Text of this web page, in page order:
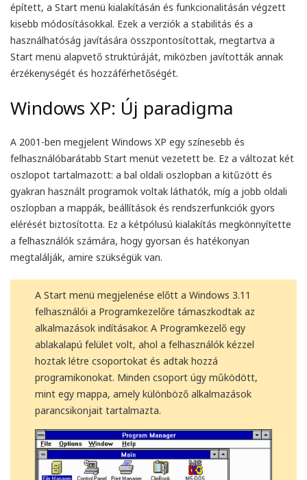
épített, a Start menü kialakításán és funkcionalitásán végzett
kisebb módosításokkal. Ezek a verziók a stabilitás és a
használhatóság javítására összpontosítottak, megtartva a
Start menü alapvető struktúráját, miközben javították annak
érzékenységét és hozzáférhetőségét.
Windows XP: Új paradigma
A 2001-ben megjelent Windows XP egy színesebb és
felhasználóbarátabb Start menüt vezetett be. Ez a változat két
oszlopot tartalmazott: a bal oldali oszlopban a kitűzött és
gyakran használt programok voltak láthatók, míg a jobb oldali
oszlopban a mappák, beállítások és rendszerfunkciók gyors
elérését biztosította. Ez a kétpólusú kialakítás megkönnyítette
a felhasználók számára, hogy gyorsan és hatékonyan
megtalálják, amire szükségük van.
A Start menü megjelenése előtt a Windows 3.11
felhasználói a Programkezelőre támaszkodtak az
alkalmazások indításakor. A Programkezelő egy
ablakalapú felület volt, ahol a felhasználók kézzel
hoztak létre csoportokat és adtak hozzá
programikonokat. Minden csoport úgy működött,
mint egy mappa, amely különböző alkalmazások
parancsikonjait tartalmazta.